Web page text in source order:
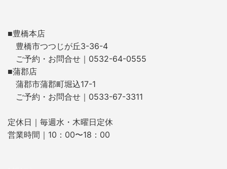
■豊橋本店
豊橋市つつじが丘3-36-4
ご予約・お問合せ｜0532-64-0555
■蒲郡店
蒲郡市蒲郡町堀込17-1
ご予約・お問合せ｜0533-67-3311
定休日｜毎週水・木曜日定休
営業時間｜10：00〜18：00